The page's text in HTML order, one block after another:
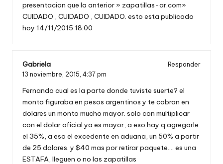
presentacion que la anterior » zapatillas-ar.com»
CUIDADO , CUIDADO , CUIDADO. esto esta publicado
hoy 14/11/2015 18:00
Gabriela
Responder
13 noviembre, 2015, 4:37 pm
Fernando cual es la parte donde tuviste suerte? el
monto figuraba en pesos argentinos y te cobran en
dolares un monto mucho mayor. solo con multiplicar
con el dolar oficial ya es mayor, a eso hay q agregarle
el 35%, a eso el excedente en aduana, un 50% a partir
de 25 dolares. y $40 mas por retirar paquete…. es una
ESTAFA, lleguen o no las zapatillas